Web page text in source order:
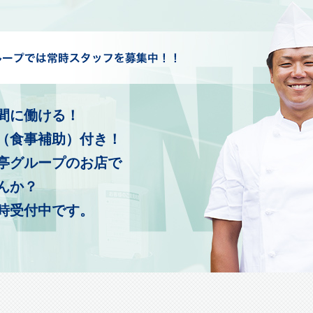
に働ける！
食事補助）付き！
グループのお店で
か？
受付中です。